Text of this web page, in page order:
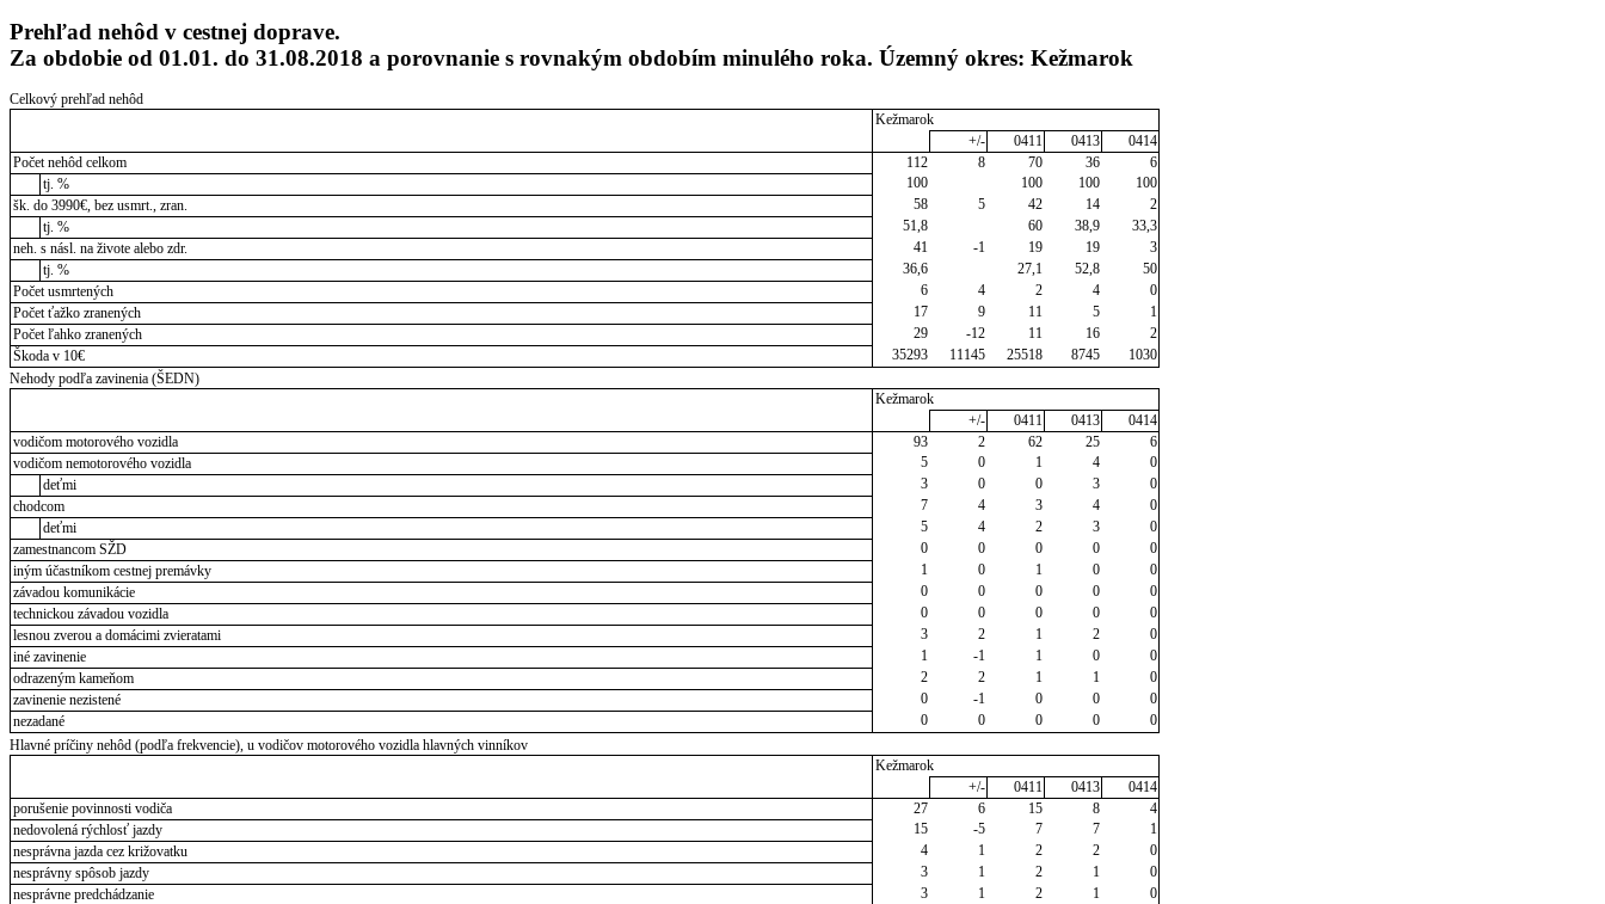
Prehľad nehôd v cestnej doprave.
Za obdobie od 01.01. do 31.08.2018 a porovnanie s rovnakým obdobím minulého roka. Územný okres: Kežmarok
Celkový prehľad nehôd
Kežmarok
+/-
0411 0413
0414
Počet nehôd celkom
112 8 70 36
6
tj. %
100 100 100
100
šk. do 3990€, bez usmrt., zran.
58 5 42 14
2
tj. %
51,8 60 38,9
33,3
neh. s násl. na živote alebo zdr.
41 -1 19 19
3
tj. %
36,6 27,1 52,8
50
Počet usmrtených
6 4 2 4
0
Počet ťažko zranených
17 9 11 5
1
Počet ľahko zranených
29 -12 11 16
2
Škoda v 10€
35293 11145 25518 8745
1030
Nehody podľa zavinenia (ŠEDN)
Kežmarok
+/-
0411 0413
0414
vodičom motorového vozidla
93 2 62 25
6
vodičom nemotorového vozidla
5 0 1 4
0
deťmi
3 0 0 3
0
chodcom
7 4 3 4
0
deťmi
5 4 2 3
0
zamestnancom SŽD
0 0 0 0
0
iným účastníkom cestnej premávky
1 0 1 0
0
závadou komunikácie
0 0 0 0
0
technickou závadou vozidla
0 0 0 0
0
lesnou zverou a domácimi zvieratami
3 2 1 2
0
iné zavinenie
1 -1 1 0
0
odrazeným kameňom
2 2 1 1
0
zavinenie nezistené
0 -1 0 0
0
nezadané
0 0 0 0
0
Hlavné príčiny nehôd (podľa frekvencie), u vodičov motorového vozidla hlavných vinníkov
Kežmarok
+/-
0411 0413
0414
porušenie povinnosti vodiča
27 6 15 8
4
nedovolená rýchlosť jazdy
15 -5 7 7
1
nesprávna jazda cez križovatku
4 1 2 2
0
nesprávny spôsob jazdy
3 1 2 1
0
nesprávne predchádzanie
3 1 2 1
0